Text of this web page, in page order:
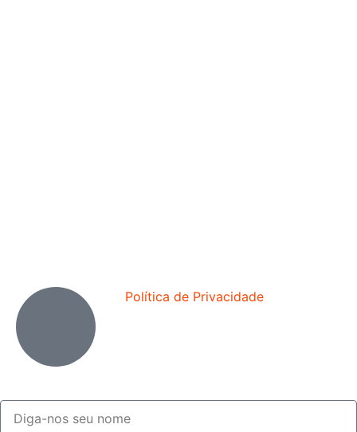
Política de Privacidade